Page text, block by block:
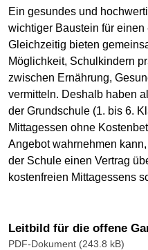
Ein gesundes und
wichtiger Baustein für
Gleichzeitig bieten
Möglichkeit, Schulkindern
zwischen Ernährung,
vermitteln. Deshalb haben
der Grundschule (1. bis 6.
Mittagessen ohne
Angebot wahrnehmen
der Schule einen Vertrag
kostenfreien Mittagessens
Leitbild für die offene
PDF-Dokument (243.8 kB)